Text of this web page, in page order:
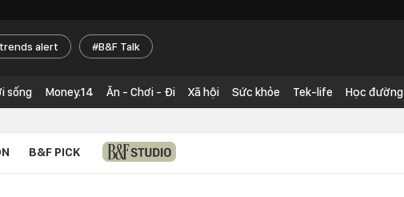
trends alert B&F Talk
sống Money.14 Ăn - Chơi - Đi Xã hội Sức khỏe Tek-life Học đường
B&F PICK